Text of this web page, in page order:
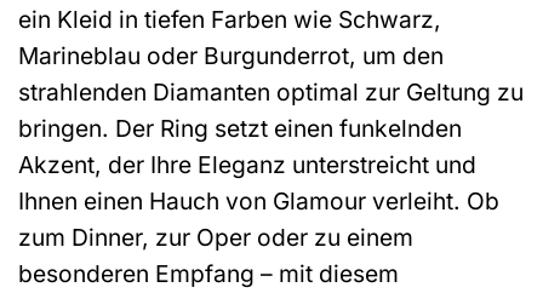
ein Kleid in tiefen Farben wie Schwarz,
Marineblau oder Burgunderrot, um den
strahlenden Diamanten optimal zur Geltung zu
bringen. Der Ring setzt einen funkelnden
Akzent, der Ihre Eleganz unterstreicht und
Ihnen einen Hauch von Glamour verleiht. Ob
zum Dinner, zur Oper oder zu einem
besonderen Empfang – mit diesem